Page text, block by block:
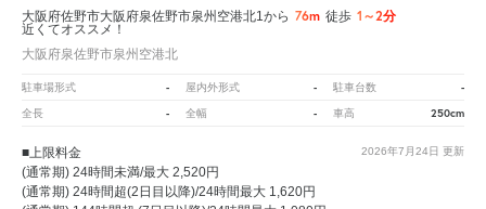
大阪府佐野市大阪府泉佐野市泉州空港北1から 76m 徒歩 1～2分
近くてオススメ！
大阪府泉佐野市泉州空港北
駐車場形式 - 屋内外形式 - 駐車台数 -
全長 - 全幅 - 車高 250cm
2026年7月24日 更新
■上限料金
(通常期) 24時間未満/最大 2,520円
(通常期) 24時間超(2日目以降)/24時間最大 1,620円